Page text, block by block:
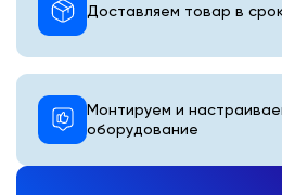
Монтируем и
оборудование
Доставляем товар в